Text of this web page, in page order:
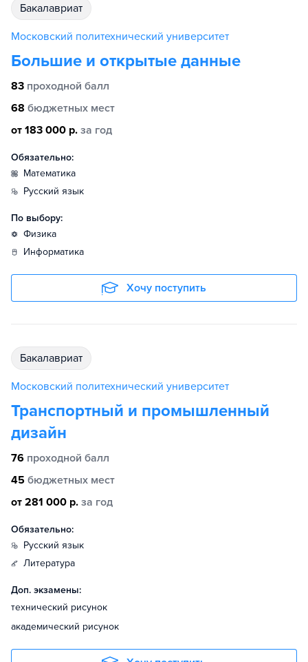
бакалавриат
Московский политехнический университет
Большие и открытые данные
83 проходной балл
68 бюджетных мест
от 183 000 р. за год
Обязательно:
математика
русский язык
По выбору:
физика
информатика
Хочу поступить
бакалавриат
Московский политехнический университет
Транспортный и промышленный
дизайн
76 проходной балл
45 бюджетных мест
от 281 000 р. за год
Обязательно:
русский язык
литература
Доп. экзамены:
технический рисунок
академический рисунок